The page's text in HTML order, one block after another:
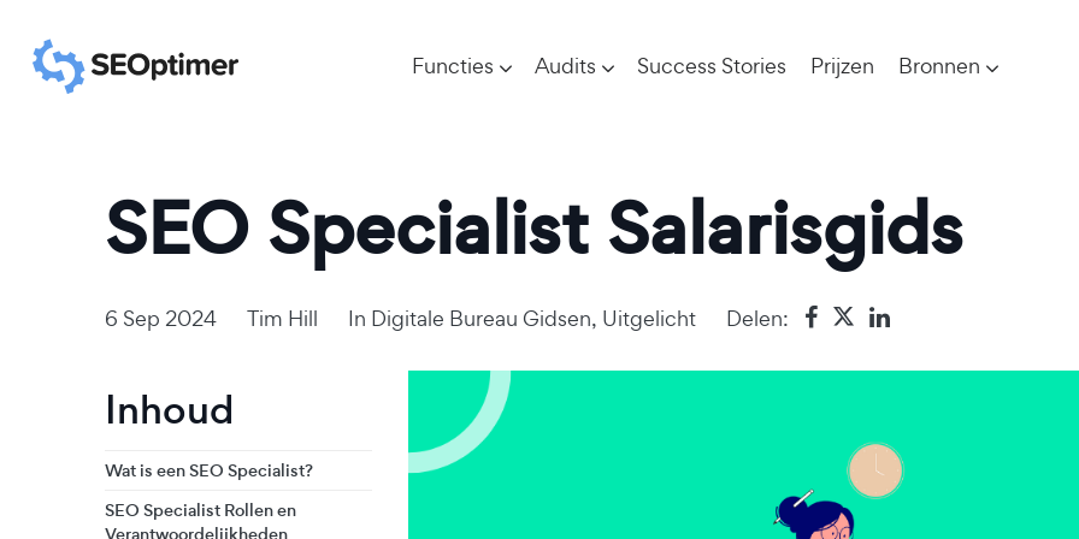
Functies Audits Success Stories Prijzen Bronnen
SEO Specialist Salarisgids
6 Sep 2024 Tim Hill In Digitale Bureau Gidsen, Uitgelicht Delen:
Inhoud
Wat is een SEO Specialist?
SEO Specialist Rollen en
Verantwoordelijkheden